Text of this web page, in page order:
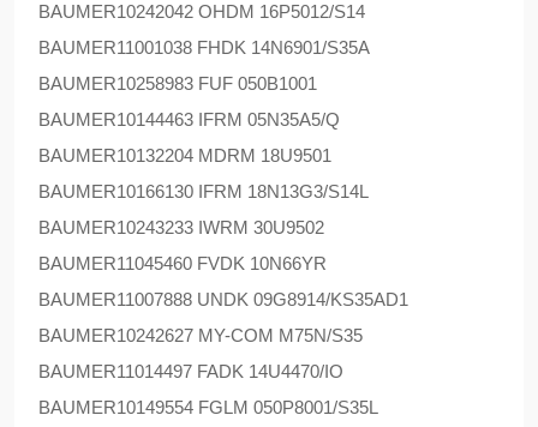
BAUMER10242042 OHDM 16P5012/S14
BAUMER11001038 FHDK 14N6901/S35A
BAUMER10258983 FUF 050B1001
BAUMER10144463 IFRM 05N35A5/Q
BAUMER10132204 MDRM 18U9501
BAUMER10166130 IFRM 18N13G3/S14L
BAUMER10243233 IWRM 30U9502
BAUMER11045460 FVDK 10N66YR
BAUMER11007888 UNDK 09G8914/KS35AD1
BAUMER10242627 MY-COM M75N/S35
BAUMER11014497 FADK 14U4470/IO
BAUMER10149554 FGLM 050P8001/S35L